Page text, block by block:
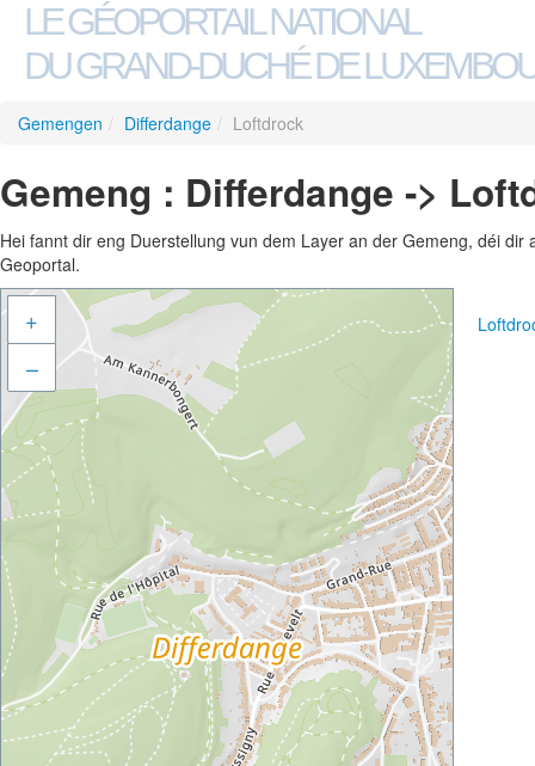
LE GÉOPORTAIL NATIONAL
DU GRAND-DUCHÉ DE
Gemengen / Differdange / Loftdrock
Gemeng : Differdange ->
Hei fannt dir eng Duerstellung vun dem Layer an der Gemeng, déi
Geoportal.
+
–